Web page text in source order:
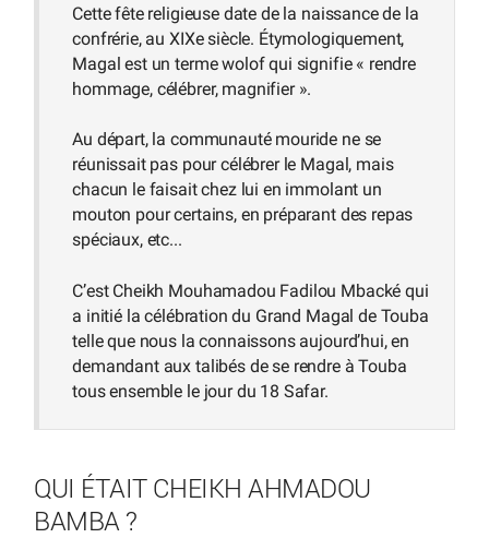
Cette fête religieuse date de la naissance de la
confrérie, au XIXe siècle. Étymologiquement,
Magal est un terme wolof qui signifie « rendre
hommage, célébrer, magnifier ».
Au départ, la communauté mouride ne se
réunissait pas pour célébrer le Magal, mais
chacun le faisait chez lui en immolant un
mouton pour certains, en préparant des repas
spéciaux, etc...
C’est Cheikh Mouhamadou Fadilou Mbacké qui
a initié la célébration du Grand Magal de Touba
telle que nous la connaissons aujourd’hui, en
demandant aux talibés de se rendre à Touba
tous ensemble le jour du 18 Safar.
QUI ÉTAIT CHEIKH AHMADOU
BAMBA ?